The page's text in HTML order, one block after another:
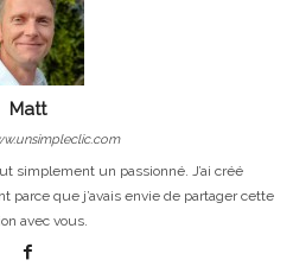
Matt
simplement un passionné. J’ai créé
parce que j’avais envie de partager cette
avec vous.